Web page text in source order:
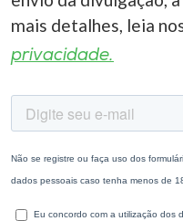
mais detalhes, leia
privacidade.